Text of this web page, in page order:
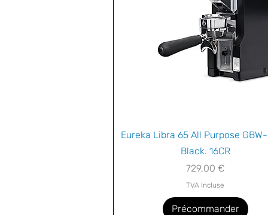
Aperçu rapide
Eureka Libra 65 All Purpose
Black. 16CR
Prix
729,00 €
TVA Incluse
Précommander